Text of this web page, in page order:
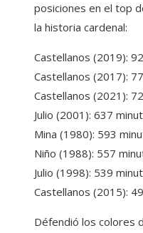
posiciones en el top
la historia cardenal:
Castellanos (2019):
Castellanos (2017):
Castellanos (2021):
Julio (2001): 637
Mina (1980): 593
Niño (1988): 557
Julio (1998): 539
Castellanos (2015):
Défendió los colores